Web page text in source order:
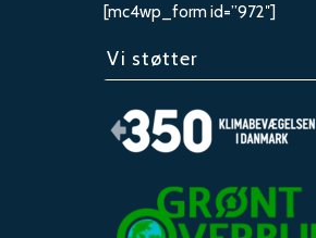
[mc4wp_form id=”972″]
Vi støtter